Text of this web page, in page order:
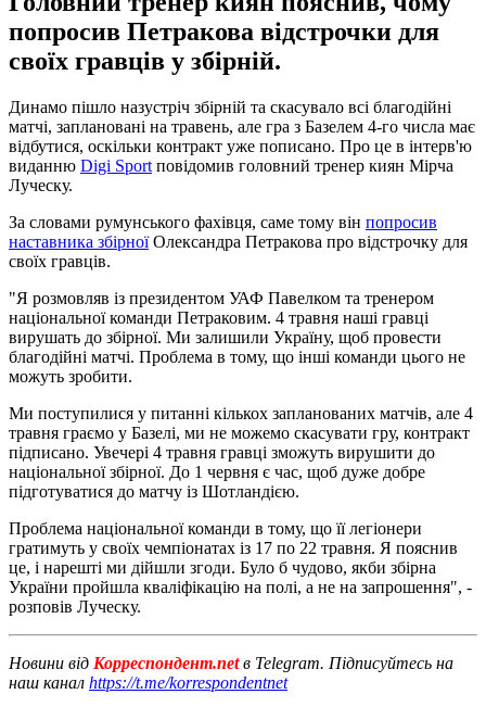
попросив Петракова відстрочки для
своїх гравців у збірній.
Динамо пішло назустріч збірній та скасувало всі благодійні
матчі, заплановані на травень, але гра з Базелем 4-го числа має
відбутися, оскільки контракт уже пописано. Про це в інтерв'ю
виданню Digi Sport повідомив головний тренер киян Мірча
Луческу.
За словами румунського фахівця, саме тому він попросив
наставника збірноїОлександра Петракова про відстрочку для
своїх гравців.
"Я розмовляв із президентом УАФ Павелком та тренером
національної команди Петраковим. 4 травня наші гравці
вирушать до збірної. Ми залишили Україну, щоб провести
благодійні матчі. Проблема в тому, що інші команди цього не
можуть зробити.
Ми поступилися у питанні кількох запланованих матчів, але 4
травня граємо у Базелі, ми не можемо скасувати гру, контракт
підписано. Увечері 4 травня гравці зможуть вирушити до
національної збірної. До 1 червня є час, щоб дуже добре
підготуватися до матчу із Шотландією.
Проблема національної команди в тому, що її легіонери
гратимуть у своїх чемпіонатах із 17 по 22 травня. Я пояснив
це, і нарешті ми дійшли згоди. Було б чудово, якби збірна
України пройшла кваліфікацію на полі, а не на запрошення", -
розповів Луческу.
Новини від Корреспондент.netв Telegram. Підписуйтесь на
наш канал https://t.me/korrespondentnet